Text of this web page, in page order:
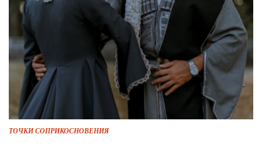
ТОЧКИ СОПРИКОСНОВЕНИЯ